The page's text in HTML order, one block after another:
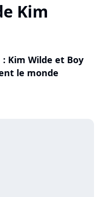
Kim
Kim Wilde et Boy
le monde